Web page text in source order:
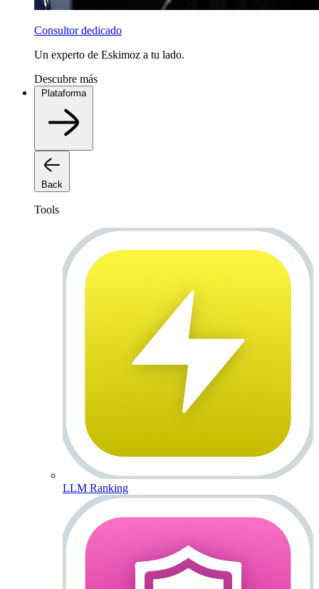
Consultor dedicado
Un experto de Eskimoz a tu lado.
Descubre más
Plataforma
Back
Tools
LLM Ranking